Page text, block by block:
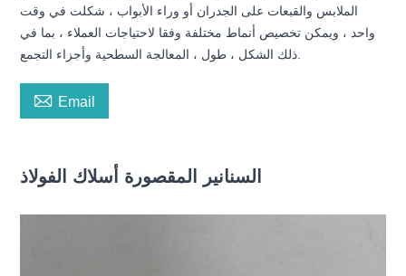
الملابس والقبعات على الجدران أو وراء الأبواب ، شكلت في وقت
واحد ، ويمكن تخصيص أنماط مختلفة وفقا لاحتياجات العملاء ، بما في
 Email
السنانير المقصورة أسلاك الفولاذ